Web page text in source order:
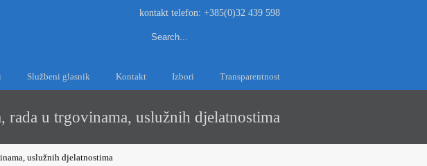
kontakt telefon: +385(0)32 439 598
Službeni glasnik Kontakt Izbori Transparentnost
u trgovinama, uslužnih djelatnostima
uslužnih djelatnostima